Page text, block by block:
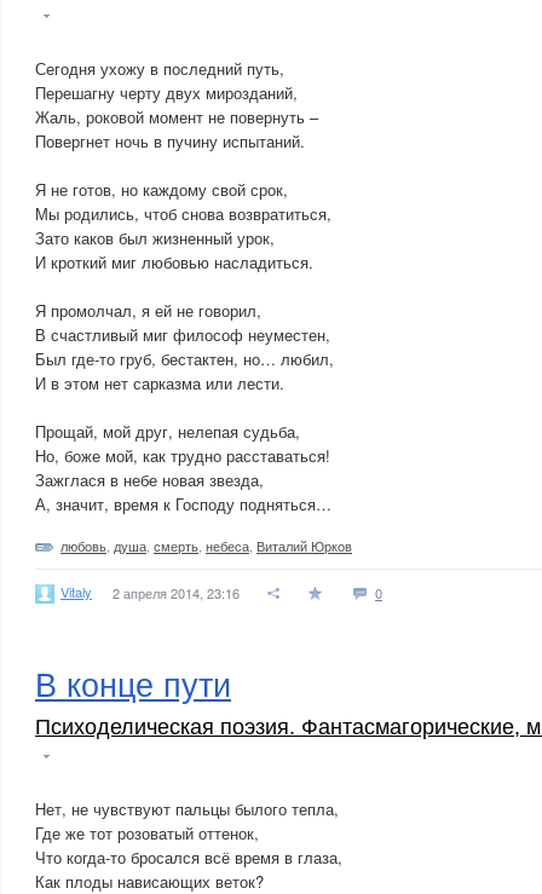
Сегодня ухожу в последний путь,
Перешагну черту двух мирозданий,
Жаль, роковой момент не повернуть –
Повергнет ночь в пучину испытаний.
Я не готов, но каждому свой срок,
Мы родились, чтоб снова возвратиться,
Зато каков был жизненный урок,
И кроткий миг любовью насладиться.
Я промолчал, я ей не говорил,
В счастливый миг философ неуместен,
Был где-то груб, бестактен, но… любил,
И в этом нет сарказма или лести.
Прощай, мой друг, нелепая судьба,
Но, боже мой, как трудно расставаться!
Зажглася в небе новая звезда,
А, значит, время к Господу подняться…
любовь душа смерть небеса Виталий Юрков
Vitaly 2 апреля 2014, 23:16 0
В конце пути
Психоделическая поэзия. Фантасмагорические,
Нет, не чувствуют пальцы былого тепла,
Где же тот розоватый оттенок,
Что когда-то бросался всё время в глаза,
Как плоды нависающих веток?